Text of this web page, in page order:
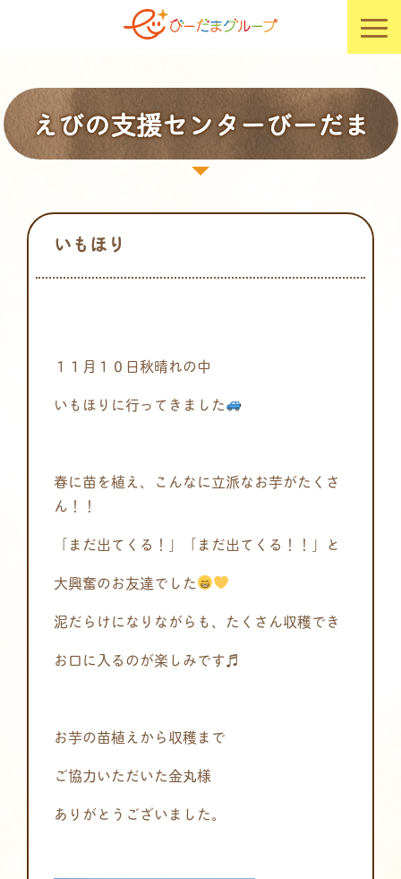
えびの支援センターびーだま
いもほり
１１月１０日秋晴れの中
いもほりに行ってきました
春に苗を植え、こんなに立派なお芋がたくさ
ん！！
「まだ出てくる！」「まだ出てくる！！」と
大興奮のお友達でした
泥だらけになりながらも、たくさん収穫でき
お口に入るのが楽しみです♬
お芋の苗植えから収穫まで
ご協力いただいた金丸様
ありがとうございました。